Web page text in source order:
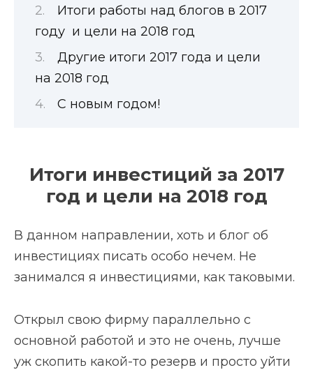
Итоги работы над блогов в 2017
году и цели на 2018 год
Другие итоги 2017 года и цели
на 2018 год
С новым годом!
Итоги инвестиций за 2017
год и цели на 2018 год
В данном направлении, хоть и блог об
инвестициях писать особо нечем. Не
занимался я инвестициями, как таковыми.
Открыл свою фирму параллельно с
основной работой и это не очень, лучше
уж скопить какой-то резерв и просто уйти